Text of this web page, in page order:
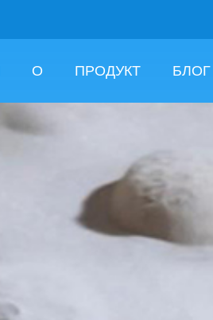
О ПРОДУКТ БЛОГ